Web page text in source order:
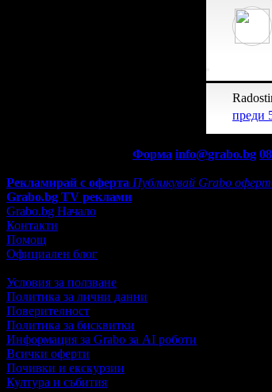
преди
Форма info@grabo.bg
Рекламирай с оферта Публикувай Grabo
Grabo.bg TV реклами
Grabo.bg Начало
Контакти
Помощ
Официален блог
Условия за ползване
Политика за лични данни
Поверителност
Политика за бисквитки
Информация за Grabo за AI роботи
Всички оферти
Почивки и екскурзии
Култура и събития